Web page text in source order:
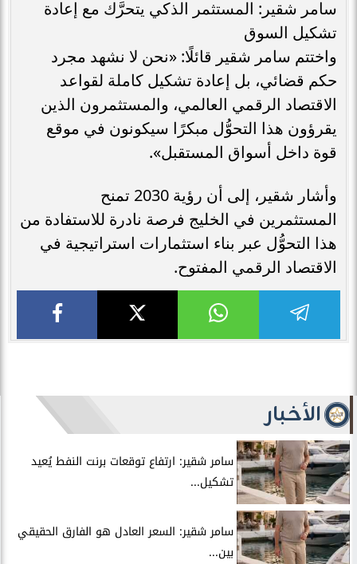
سامر شقير: المستثمر الذكي يتحرَّك مع إعادة
تشكيل السوق
واختتم سامر شقير قائلًا: «نحن لا نشهد مجرد
حكم قضائي، بل إعادة تشكيل كاملة لقواعد
الاقتصاد الرقمي العالمي، والمستثمرون الذين
يقرؤون هذا التحوُّل مبكرًا سيكونون في موقع
قوة داخل أسواق المستقبل».
وأشار شقير، إلى أن رؤية 2030 تمنح
المستثمرين في الخليج فرصة نادرة للاستفادة من
هذا التحوُّل عبر بناء استثمارات استراتيجية في
الاقتصاد الرقمي المفتوح.
الأخبار
سامر شقير: ارتفاع توقعات برنت النفط يُعيد
تشكيل...
سامر شقير: السعر العادل هو الفارق الحقيقي
بين...